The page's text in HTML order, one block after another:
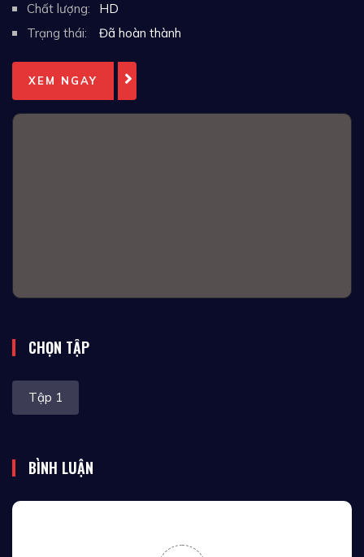
Chất lượng:
HD
Trạng thái:
Đã hoàn thành
XEM NGAY
CHỌN TẬP
Tập 1
BÌNH LUẬN